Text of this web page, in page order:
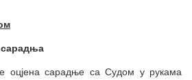
оцјена сарадње са Судом у рукама